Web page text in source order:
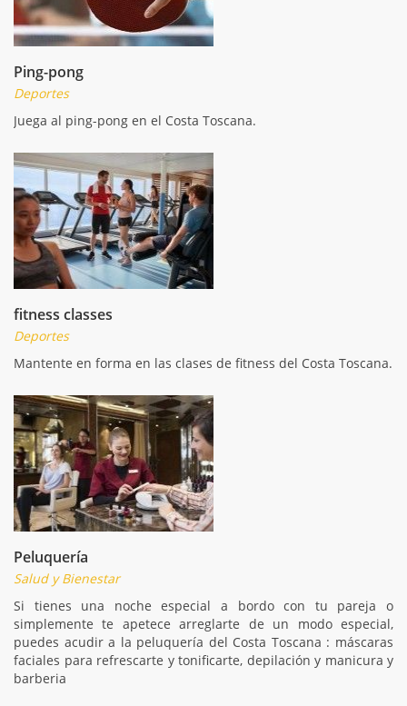
Ping-pong
Deportes
Juega al ping-pong en el Costa Toscana.
fitness classes
Deportes
Mantente en forma en las clases de fitness del Costa Toscana.
Peluquería
Salud y Bienestar
Si tienes una noche especial a bordo con tu pareja o
simplemente te apetece arreglarte de un modo especial,
puedes acudir a la peluquería del Costa Toscana : máscaras
faciales para refrescarte y tonificarte, depilación y manicura y
barberia